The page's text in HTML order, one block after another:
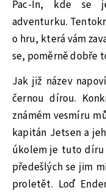
Pac-In, kde se
adventurku.
o hru, která vám
se, poměrně dobře
Jak již název
černou dírou.
známém vesmíru
kapitán Jetsen a
úkolem je tuto díru
předešlých se jim
proletět. Loď